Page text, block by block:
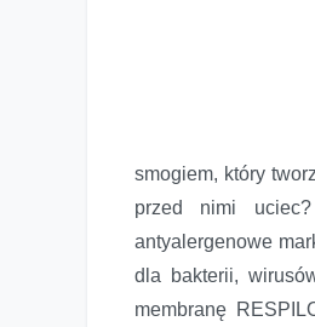
smogiem, który
przed nimi
antyalergenowe
dla bakterii,
membranę